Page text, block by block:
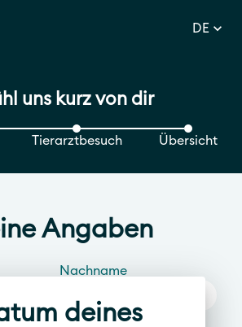
DE expand_more
uns kurz von dir
Tierarztbesuch Übersicht
Angaben
Nachname
deines